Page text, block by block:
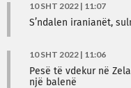
10 SHT 2022 | 11:07
S’ndalen iranianët,
10 SHT 2022 | 11:06
Pesë të vdekur në
një balenë